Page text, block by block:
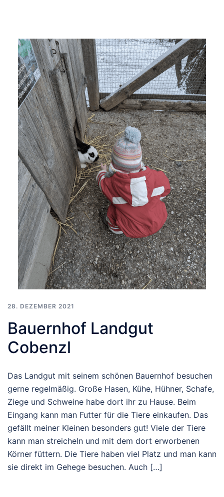
28. DEZEMBER 2021
Bauernhof Landgut
Cobenzl
Das Landgut mit seinem schönen Bauernhof besuchen
gerne regelmäßig. Große Hasen, Kühe, Hühner, Schafe,
Ziege und Schweine habe dort ihr zu Hause. Beim
Eingang kann man Futter für die Tiere einkaufen. Das
gefällt meiner Kleinen besonders gut! Viele der Tiere
kann man streicheln und mit dem dort erworbenen
Körner füttern. Die Tiere haben viel Platz und man kann
sie direkt im Gehege besuchen. Auch […]